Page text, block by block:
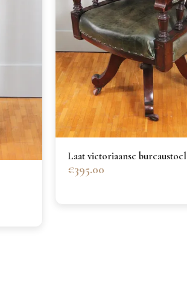
Laat victoriaanse bureaustoel
€395.00